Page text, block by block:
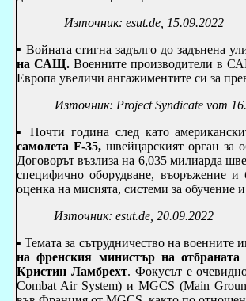
Източник: esut.de, 15.09.2022
▪ Войната стигна задълго до задънена
на САЩ.Военните производители в
Европа увеличи ангажиментите си за
Източник: Project Syndicate vom
▪Почти година след като
самолета F-35,швейцарският орган за
Договорът възлиза на 6,035 милиарда
специфично оборудване, въоръжение и
оценка на мисията, системи за обучение
Източник:esut.de, 20.09.2022
▪ Темата за сътрудничество на
на френския министър на
Кристин Ламбрехт. Фокусът е
Combat Air System) и MGCS (Main